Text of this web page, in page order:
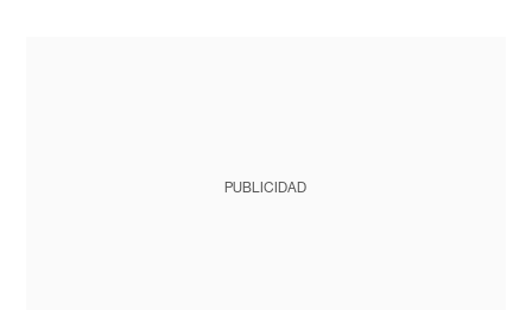
PUBLICIDAD